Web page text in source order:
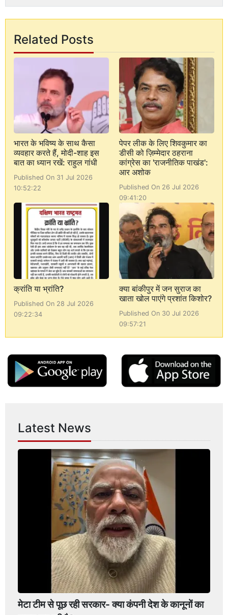
Related Posts
भारत के भविष्य के साथ कैसा
व्यवहार करते हैं, मोदी-शाह इस
बात का ध्यान रखें: राहुल गांधी
Published On 31 Jul 2026
10:52:22
पेपर लीक के लिए शिवकुमार का
डीसी को ज़िम्मेदार ठहराना
कांग्रेस का 'राजनीतिक पाखंड':
आर अशोक
Published On 26 Jul 2026
09:41:20
क्रांति या भ्रांति?
Published On 28 Jul 2026
09:22:34
क्या बांकीपुर में जन सुराज का
खाता खोल पाएंगे प्रशांत किशोर?
Published On 30 Jul 2026
09:57:21
Latest News
मेटा टीम से पूछ रही सरकार- क्या कंपनी देश के कानूनों का